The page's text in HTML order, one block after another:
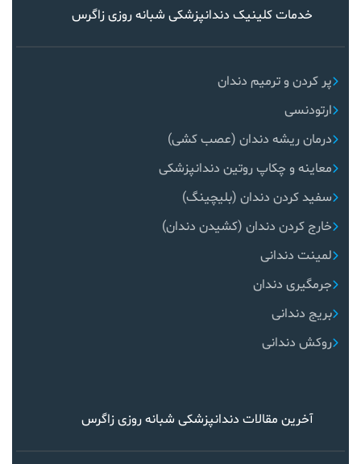
خدمات کلینیک دندانپزشکی شبانه روزی زاگرس
پر کردن و ترمیم دندان
ارتودنسی
درمان ریشه دندان (عصب کشی)
معاینه و چکاپ روتین دندانپزشکی
سفید کردن دندان (بلیچینگ)
خارج کردن دندان (کشیدن دندان)
لمینت دندانی
جرمگیری دندان
بریج دندانی
روکش دندانی
آخرین مقالات دندانپزشکی شبانه روزی زاگرس